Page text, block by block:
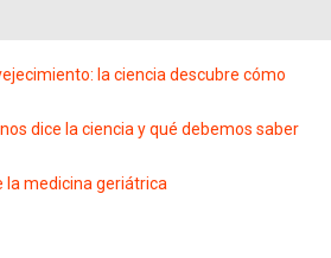
la ciencia descubre cómo
dice la ciencia y qué debemos saber
la medicina geriátrica